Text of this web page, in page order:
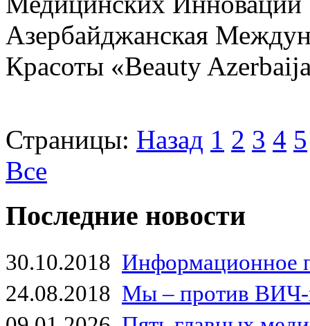
Азербайджанская
Красоты «Beauty
Страницы: Назад 1 2 3 4 5
Все
Последние новости
30.10.2018 Информационное
24.08.2018 Мы – против